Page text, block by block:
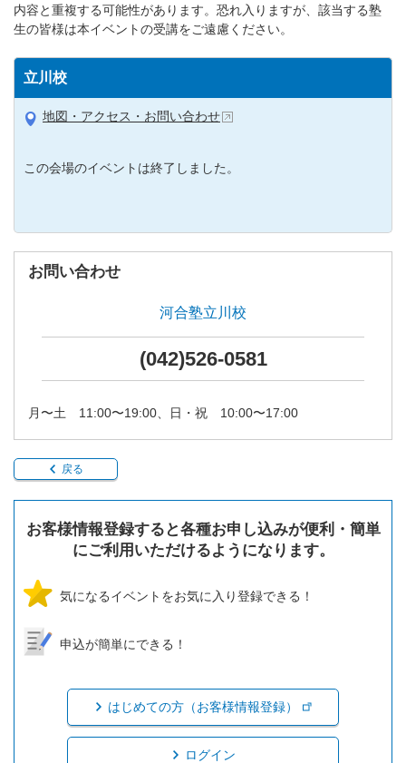
内容と重複する可能性があります。恐れ入りますが、該当する塾
生の皆様は本イベントの受講をご遠慮ください。
立川校
地図・アクセス・お問い合わせ
この会場のイベントは終了しました。
お問い合わせ
河合塾立川校
(042)526-0581
月〜土 11:00〜19:00、日・祝 10:00〜17:00
戻る
お客様情報登録すると各種お申し込みが便利・簡単
にご利用いただけるようになります。
気になるイベントをお気に入り登録できる！
申込が簡単にできる！
はじめての方（お客様情報登録）
ログイン